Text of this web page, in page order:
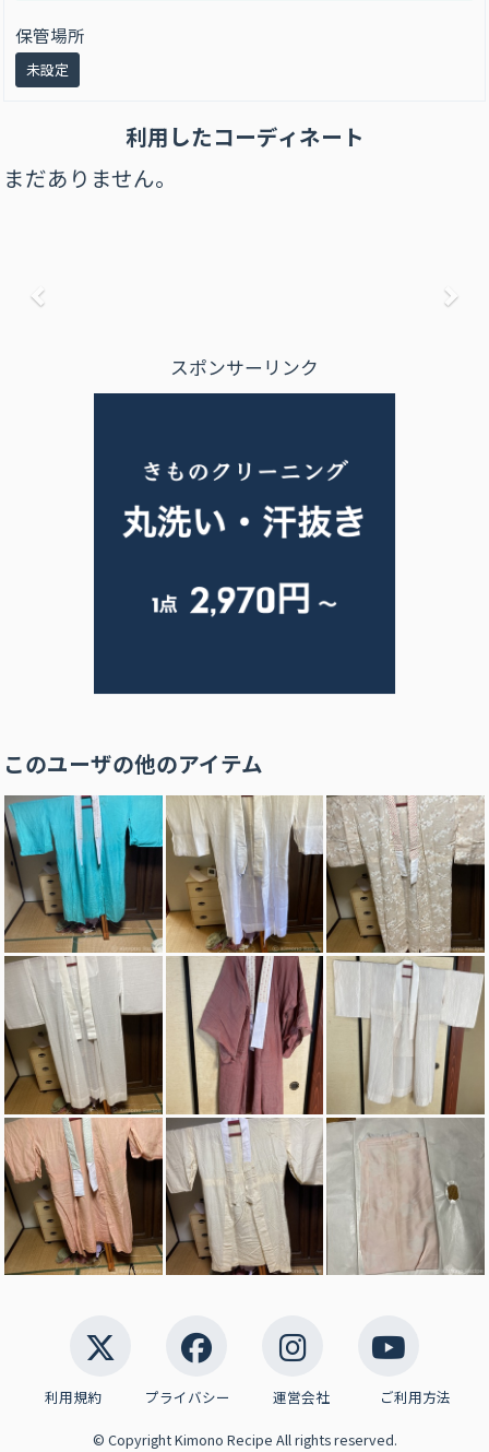
保管場所
未設定
利用したコーディネート
まだありません。
スポンサーリンク
このユーザの他のアイテム
利用規約 プライバシー 運営会社 ご利用方法
© Copyright Kimono Recipe All rights reserved.